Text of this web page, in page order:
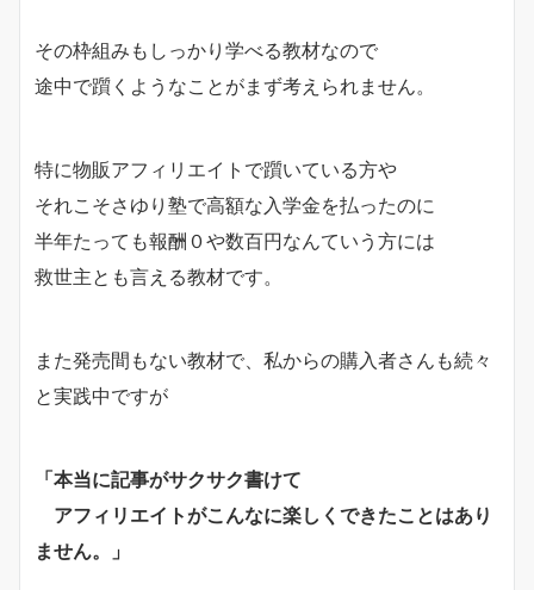
その枠組みもしっかり学べる教材なので
途中で躓くようなことがまず考えられません。
特に物販アフィリエイトで躓いている方や
それこそさゆり塾で高額な入学金を払ったのに
半年たっても報酬０や数百円なんていう方には
救世主とも言える教材です。
また発売間もない教材で、私からの購入者さんも続々
と実践中ですが
「本当に記事がサクサク書けて
アフィリエイトがこんなに楽しくできたことはあり
ません。」